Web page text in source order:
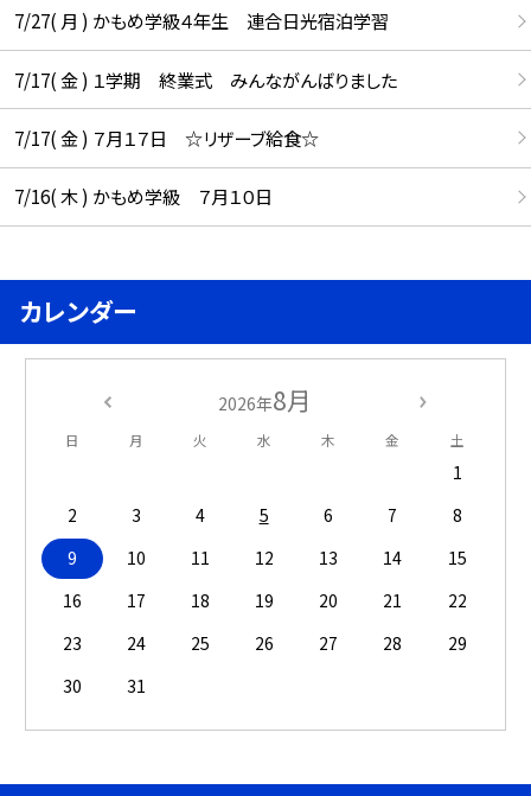
7/27( 月 ) かもめ学級４年生 連合日光宿泊学習
7/17( 金 ) １学期 終業式 みんながんばりました
7/17( 金 ) ７月１７日 ☆リザーブ給食☆
7/16( 木 ) かもめ学級 ７月１０日
カレンダー
2026年8月
日 月 火 水 木 金 土
1
2
3 4 5 6 7
8
9
10 11 12 13 14
15
16
17 18 19 20 21
22
23
24 25 26 27 28
29
30
31